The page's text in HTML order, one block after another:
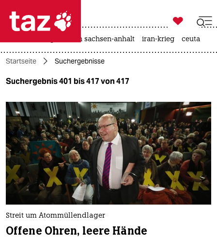
 taz zahl ich
taz zahl ich
themen
politik
öko
gesellschaft
kultur
berlin

taz zahl ich
landtagswahl in sachsen-anhalt iran-krieg ceuta
Startseite Suchergebnisse
Suchergebnis 401 bis 417 von 417
Streit um Atommüllendlager
Offene Ohren, leere Hände